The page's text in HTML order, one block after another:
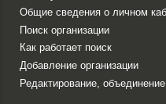
Общие сведения о личном
Поиск организации
Как работает поиск
Добавление организации
Редактирование,